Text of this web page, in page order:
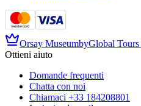
Orsay MuseumbyGlobal
Ottieni aiuto
Domande frequenti
Chatta con noi
Chiamaci +33 184208801